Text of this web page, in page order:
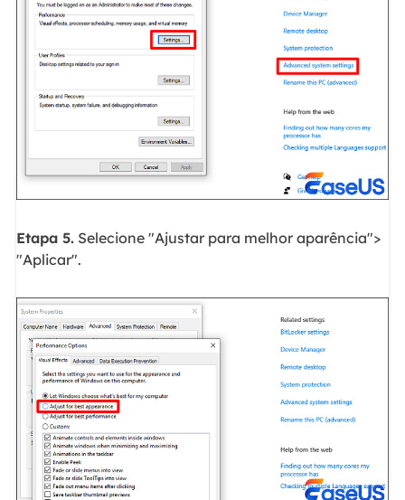
Etapa 5.Selecione "Ajustar para melhor aparência">
"Aplicar".